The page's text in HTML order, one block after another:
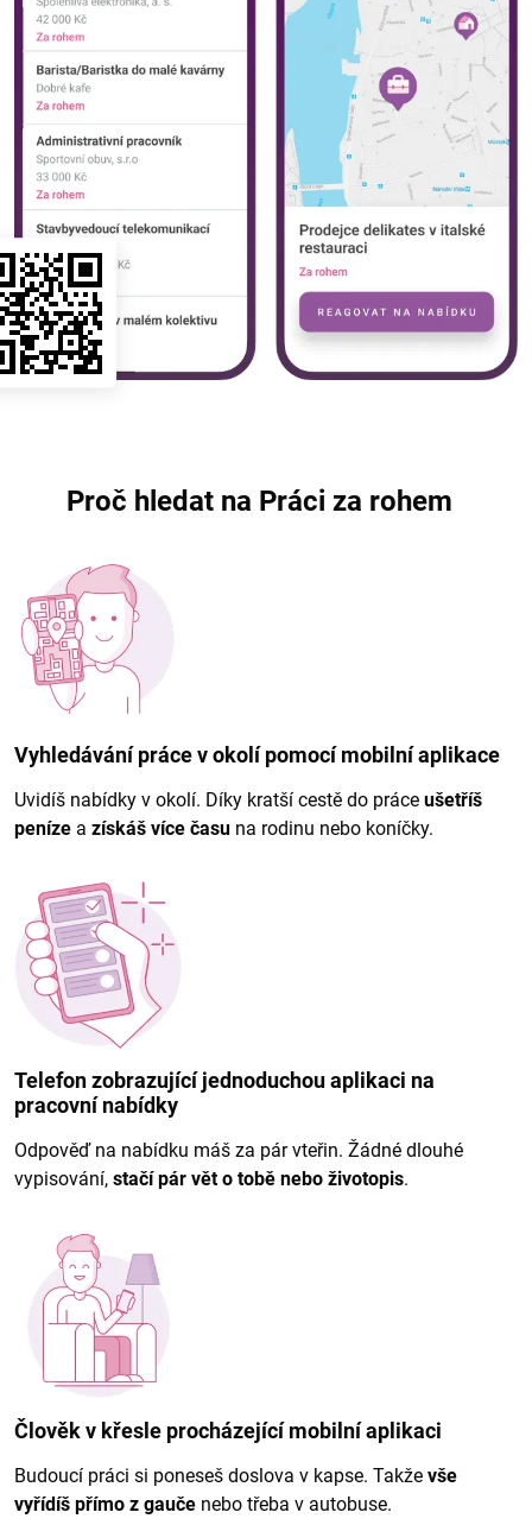
Proč hledat na Práci za rohem
Vyhledávání práce v okolí pomocí mobilní aplikace
Uvidíš nabídky v okolí. Díky kratší cestě do práce ušetříš
peníze a získáš více času na rodinu nebo koníčky.
Telefon zobrazující jednoduchou aplikaci na
pracovní nabídky
Odpověď na nabídku máš za pár vteřin. Žádné dlouhé
vypisování, stačí pár vět o tobě nebo životopis.
Člověk v křesle procházející mobilní aplikaci
Budoucí práci si poneseš doslova v kapse. Takže vše
vyřídíš přímo z gauče nebo třeba v autobuse.